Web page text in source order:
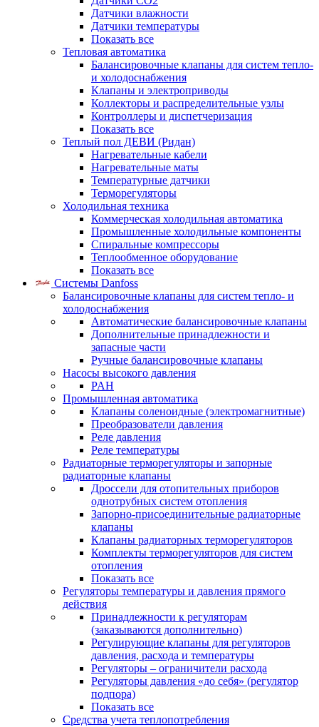
Датчики влажности
Датчики температуры
Показать все
Тепловая автоматика
Балансировочные клапаны для систем тепло-
и холодоснабжения
Клапаны и электроприводы
Коллекторы и распределительные узлы
Контроллеры и диспетчеризация
Показать все
Теплый пол ДЕВИ (Ридан)
Нагревательные кабели
Нагревательные маты
Температурные датчики
Терморегуляторы
Холодильная техника
Коммерческая холодильная автоматика
Промышленные холодильные компоненты
Спиральные компрессоры
Теплообменное оборудование
Показать все
Системы Danfoss
Балансировочные клапаны для систем тепло- и
холодоснабжения
Автоматические балансировочные клапаны
Дополнительные принадлежности и
запасные части
Ручные балансировочные клапаны
Насосы высокого давления
PAH
Промышленная автоматика
Клапаны соленоидные (электромагнитные)
Преобразователи давления
Реле давления
Реле температуры
Радиаторные терморегуляторы и запорные
радиаторные клапаны
Дроссели для отопительных приборов
однотрубных систем отопления
Запорно-присоединительные радиаторные
клапаны
Клапаны радиаторных терморегуляторов
Комплекты терморегуляторов для систем
отопления
Показать все
Регуляторы температуры и давления прямого
действия
Принадлежности к регуляторам
(заказываются дополнительно)
Регулирующие клапаны для регуляторов
давления, расхода и температуры
Регуляторы – ограничители расхода
Регуляторы давления «до себя» (регулятор
подпора)
Показать все
Средства учета теплопотребления